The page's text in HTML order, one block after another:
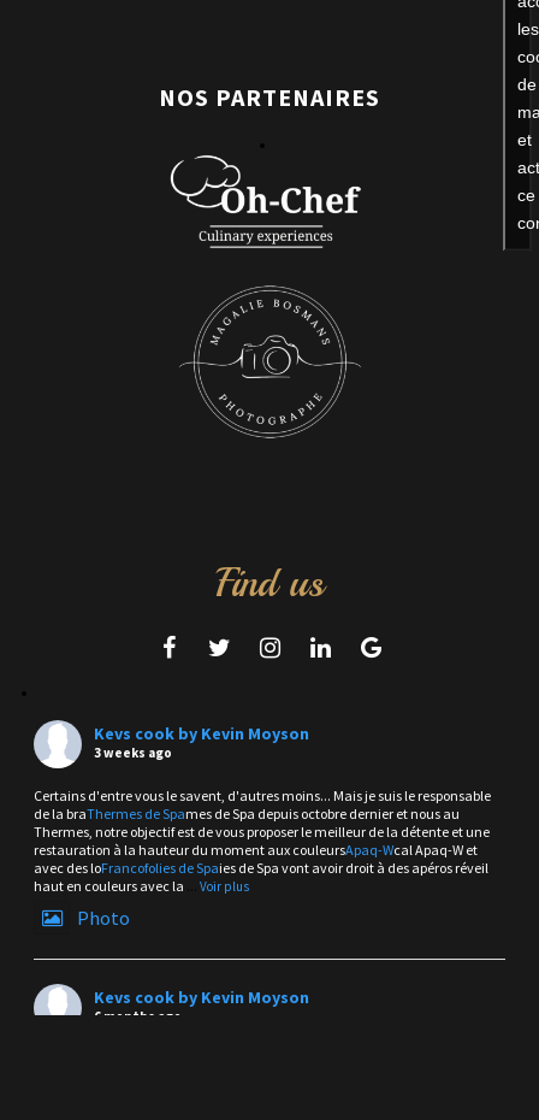
NOS PARTENAIRES
Find us
les
de
et
ce
Kevs cook by Kevin Moyson
3 weeks ago
Certains d'entre vous le savent, d'autres moins... Mais je suis le responsable
de la braThermes de Spames de Spa depuis octobre dernier et nous au
Thermes, notre objectif est de vous proposer le meilleur de la détente et une
restauration à la hauteur du moment aux couleursApaq-Wcal Apaq-W et
avec des loFrancofolies de Spaies de Spa vont avoir droit à des apéros réveil
haut en couleurs avec la
Voir plus
Photo
Kevs cook by Kevin Moyson
6 months ago